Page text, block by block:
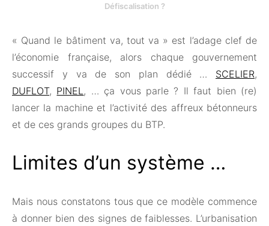
Défiscalisation ?
« Quand le bâtiment va, tout va » est l’adage clef de
l’économie française, alors chaque gouvernement
successif y va de son plan dédié … SCELIER,
DUFLOT, PINEL, … ça vous parle ? Il faut bien (re)
lancer la machine et l’activité des affreux bétonneurs
et de ces grands groupes du BTP.
Limites d’un système …
Mais nous constatons tous que ce modèle commence
à donner bien des signes de faiblesses. L’urbanisation